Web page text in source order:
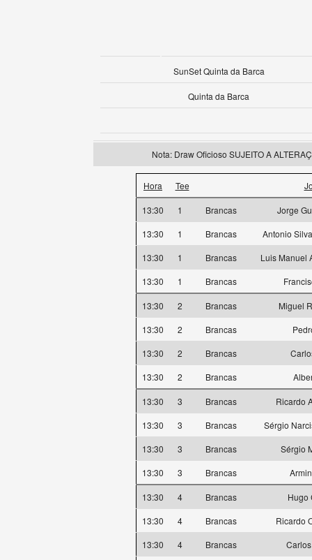
SunSet Quinta da Barca
Quinta da Barca
Nota: Draw Oficioso SUJEITO A
Hora Tee
13:30 1 Brancas
Jorge
13:30
1 Brancas
Antonio
13:30
1 Brancas
Luis Manuel
13:30
1 Brancas
13:30 2 Brancas
Miguel
13:30
2 Brancas
13:30
2 Brancas
13:30
2 Brancas
13:30 3 Brancas
Ricardo
13:30
3 Brancas
Sérgio
13:30
3 Brancas
Sérgio
13:30
3 Brancas
13:30 4 Brancas
Hugo
13:30
4 Brancas
Ricardo
13:30
4 Brancas